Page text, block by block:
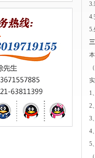
3.
4.
5.
1
2
3
4
5